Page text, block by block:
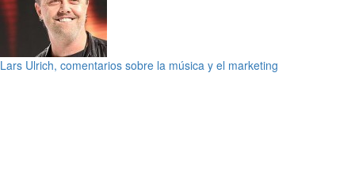
Lars Ulrich, comentarios sobre la música y el marketing